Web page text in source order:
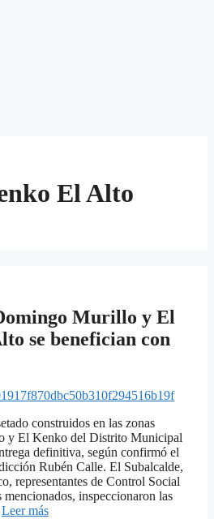
El Alto
Murillo y El
se benefician con
construidos en las zonas
y El Kenko del Distrito Municipal
definitiva, según confirmó el
Rubén Calle. El Subalcalde,
representantes de Control Social
inspeccionaron las
Leer más